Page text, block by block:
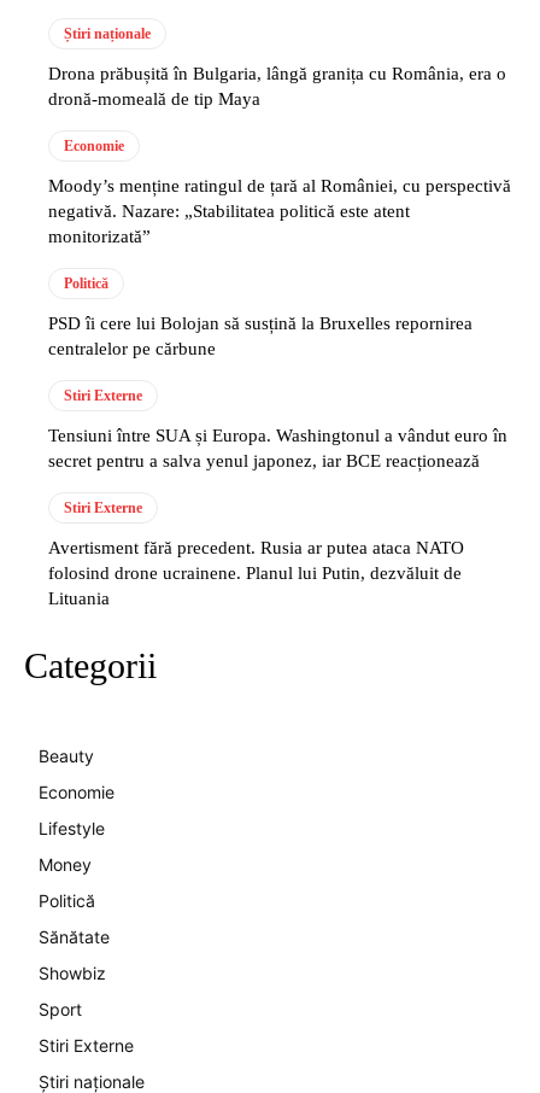
Știri naționale
Drona prăbușită în Bulgaria, lângă granița cu România, era o
dronă-momeală de tip Maya
Economie
Moody’s menține ratingul de țară al României, cu perspectivă
negativă. Nazare: „Stabilitatea politică este atent
monitorizată”
Politică
PSD îi cere lui Bolojan să susțină la Bruxelles repornirea
centralelor pe cărbune
Stiri Externe
Tensiuni între SUA și Europa. Washingtonul a vândut euro în
secret pentru a salva yenul japonez, iar BCE reacționează
Stiri Externe
Avertisment fără precedent. Rusia ar putea ataca NATO
folosind drone ucrainene. Planul lui Putin, dezvăluit de
Lituania
Categorii
Beauty
Economie
Lifestyle
Money
Politică
Sănătate
Showbiz
Sport
Stiri Externe
Știri naționale